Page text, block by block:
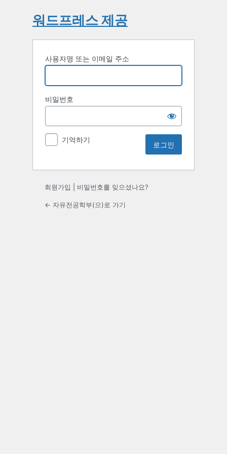
워드프레스 제공
사용자명 또는 이메일 주소
비밀번호
기억하기
회원가입 비밀번호를 잊으셨나요?
← 자유전공학부(으)로 가기